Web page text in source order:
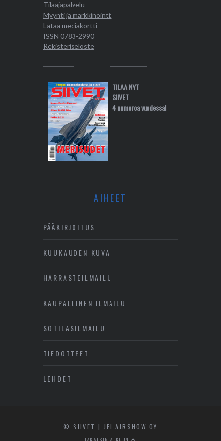
Tilaajapalvelu
Myynti ja markkinointi:
Lataa mediakortti
ISSN 0783-2990
Rekisteriseloste
TILAA NYT
SIIVET
4 numeroa vuodessa!
AIHEET
PÄÄKIRJOITUS
KUUKAUDEN KUVA
HARRASTEILMAILU
KAUPALLINEN ILMAILU
SOTILASILMAILU
TIEDOTTEET
LEHDET
© SIIVET | JFI AIRSHOW OY
TAKAISIN ALKUUN